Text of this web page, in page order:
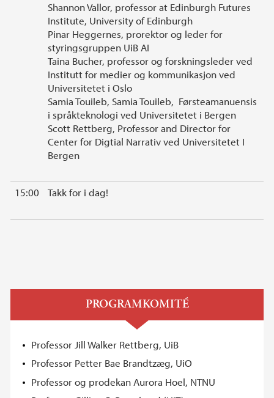
Shannon Vallor, professor at Edinburgh Futures
Institute, University of Edinburgh
Pinar Heggernes, prorektor og leder for
styringsgruppen UiB AI
Taina Bucher, professor og forskningsleder ved
Institutt for medier og kommunikasjon ved
Universitetet i Oslo
Samia Touileb, Samia Touileb, Førsteamanuensis
i språkteknologi ved Universitetet i Bergen
Scott Rettberg, Professor and Director for
Center for Digtial Narrativ ved Universitetet I
Bergen
15:00 Takk for i dag!
PROGRAMKOMITÉ
Professor Jill Walker Rettberg, UiB
Professor Petter Bae Brandtzæg, UiO
Professor og prodekan Aurora Hoel, NTNU